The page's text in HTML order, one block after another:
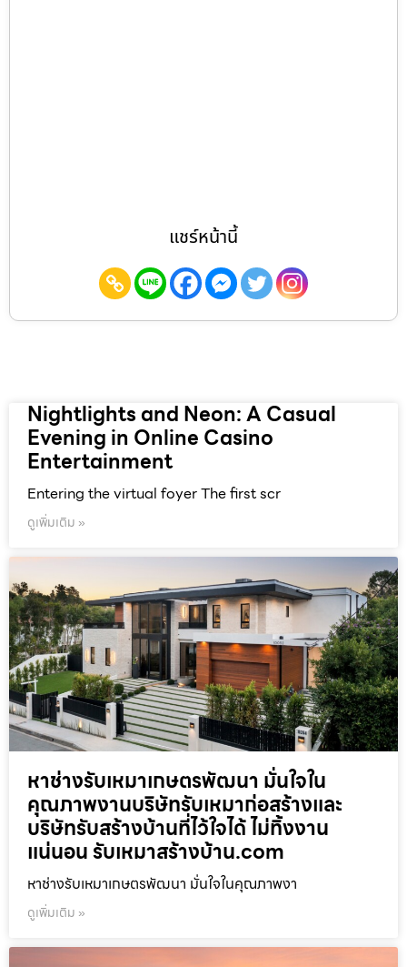
แชร์หน้านี้
Nightlights and Neon: A Casual
Evening in Online Casino
Entertainment
Entering the virtual foyer The first scr
ดูเพิ่มเติม »
หาช่างรับเหมาเกษตรพัฒนา มั่นใจใน
คุณภาพงานบริษัทรับเหมาก่อสร้างและ
บริษัทรับสร้างบ้านที่ไว้ใจได้ ไม่ทิ้งงาน
แน่นอน รับเหมาสร้างบ้าน.com
หาช่างรับเหมาเกษตรพัฒนา มั่นใจในคุณภาพงา
ดูเพิ่มเติม »